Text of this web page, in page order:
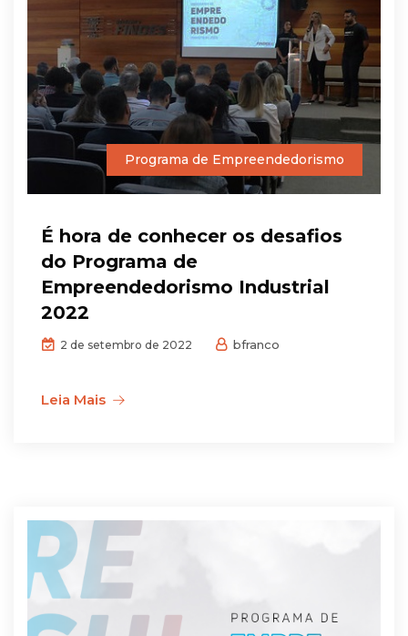
Programa de Empreendedorismo
É hora de conhecer os desafios
do Programa de
Empreendedorismo Industrial
2022
2 de setembro de 2022 bfranco
Leia Mais